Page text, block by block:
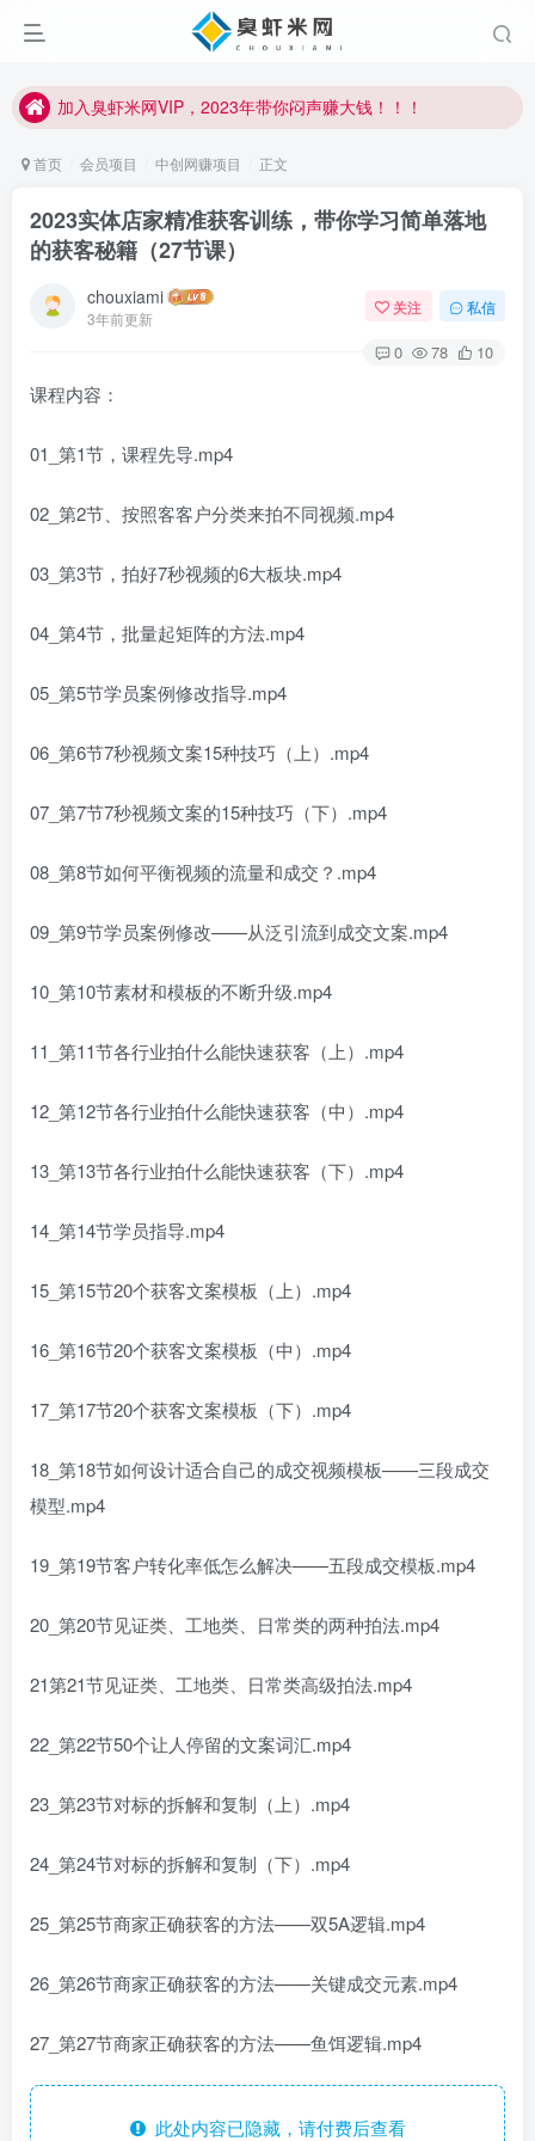
加入臭虾米网VIP，2023年带你闷声赚大钱！！！
加入臭虾米网VIP，2023年带你闷声赚大钱！！！
首页 会员项目 中创网赚项目 正文
2023实体店家精准获客训练，带你学习简单落地
的获客秘籍（27节课）
chouxiami
3年前更新
关注 私信
0 78 10
课程内容：
01_第1节，课程先导.mp4
02_第2节、按照客客户分类来拍不同视频.mp4
03_第3节，拍好7秒视频的6大板块.mp4
04_第4节，批量起矩阵的方法.mp4
05_第5节学员案例修改指导.mp4
06_第6节7秒视频文案15种技巧（上）.mp4
07_第7节7秒视频文案的15种技巧（下）.mp4
08_第8节如何平衡视频的流量和成交？.mp4
09_第9节学员案例修改——从泛引流到成交文案.mp4
10_第10节素材和模板的不断升级.mp4
11_第11节各行业拍什么能快速获客（上）.mp4
12_第12节各行业拍什么能快速获客（中）.mp4
13_第13节各行业拍什么能快速获客（下）.mp4
14_第14节学员指导.mp4
15_第15节20个获客文案模板（上）.mp4
16_第16节20个获客文案模板（中）.mp4
17_第17节20个获客文案模板（下）.mp4
18_第18节如何设计适合自己的成交视频模板——三段成交
模型.mp4
19_第19节客户转化率低怎么解决——五段成交模板.mp4
20_第20节见证类、工地类、日常类的两种拍法.mp4
21第21节见证类、工地类、日常类高级拍法.mp4
22_第22节50个让人停留的文案词汇.mp4
23_第23节对标的拆解和复制（上）.mp4
24_第24节对标的拆解和复制（下）.mp4
25_第25节商家正确获客的方法——双5A逻辑.mp4
26_第26节商家正确获客的方法——关键成交元素.mp4
27_第27节商家正确获客的方法——鱼饵逻辑.mp4
此处内容已隐藏，请付费后查看